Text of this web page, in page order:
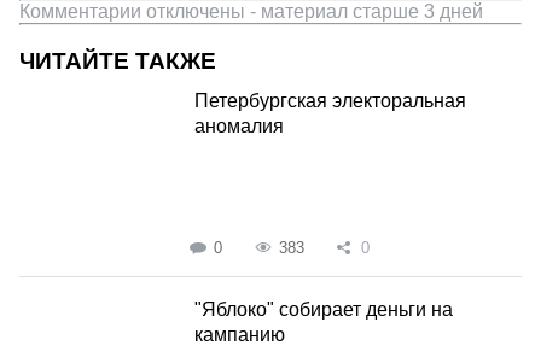
Комментарии отключены - материал старше 3 дней
ЧИТАЙТЕ ТАКЖЕ
Петербургская электоральная
аномалия
0 383 0
"Яблоко" собирает деньги на
кампанию